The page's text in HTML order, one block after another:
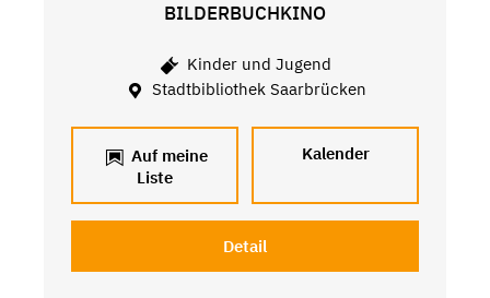
BILDERBUCHKINO
Kinder und Jugend
Stadtbibliothek Saarbrücken
Auf meine
Liste
Kalender
Detail